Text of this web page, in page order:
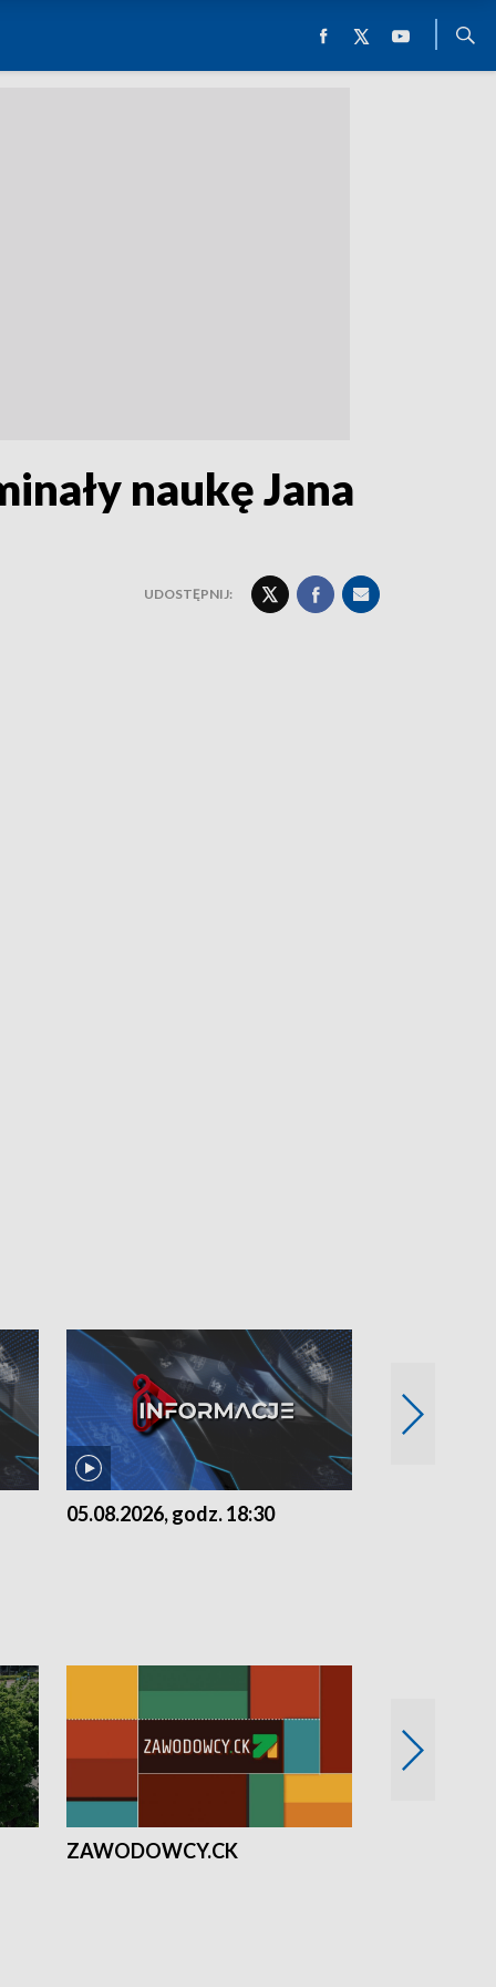
naukę Jana
UDOSTĘPNIJ:
05.08.2026, godz. 18:30
ZAWODOWCY.CK